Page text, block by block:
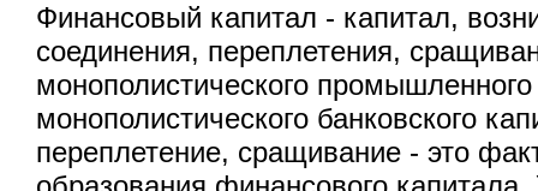
Финансовый капитал - капитал,
соединения, переплетения,
монополистического
монополистического банковского
переплетение, сращивание - это